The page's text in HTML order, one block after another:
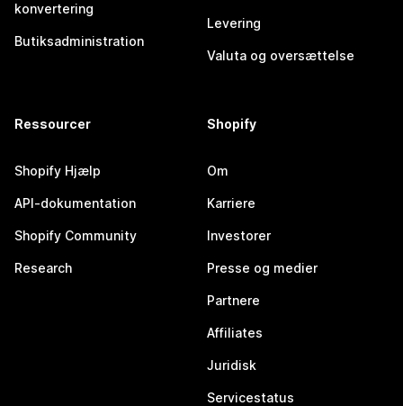
konvertering
Butiksadministration
Levering
Valuta og oversættelse
Ressourcer
Shopify Hjælp
API-dokumentation
Shopify Community
Research
Shopify
Om
Karriere
Investorer
Presse og medier
Partnere
Affiliates
Juridisk
Servicestatus